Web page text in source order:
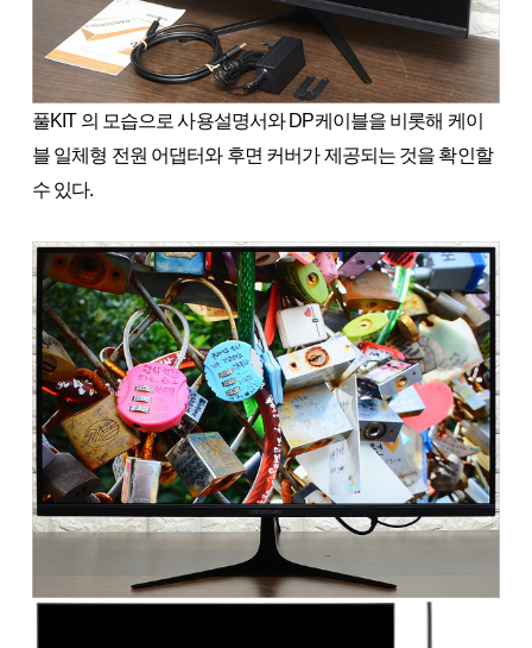
풀KIT 의 모습으로 사용설명서와 DP케이블을 비롯해 케이
블 일체형 전원 어댑터와 후면 커버가 제공되는 것을 확인할
수 있다.